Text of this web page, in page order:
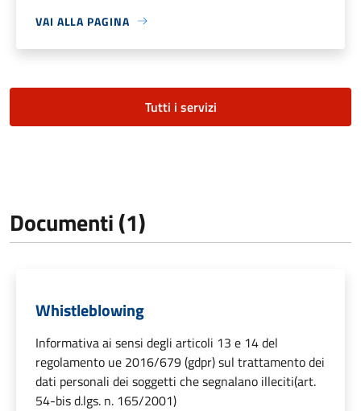
VAI ALLA PAGINA
Tutti i servizi
Documenti (1)
Whistleblowing
Informativa ai sensi degli articoli 13 e 14 del
regolamento ue 2016/679 (gdpr) sul trattamento dei
dati personali dei soggetti che segnalano illeciti(art.
54-bis d.lgs. n. 165/2001)